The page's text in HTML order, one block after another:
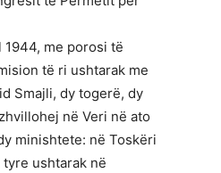
me porosi të
të ri ushtarak me
Smajli, dy togerë, dy
në Veri në ato
minishtete: në Toskëri
ushtarak në